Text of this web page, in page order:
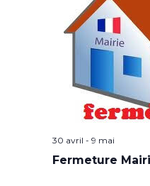
30 avril - 9 mai
Fermeture